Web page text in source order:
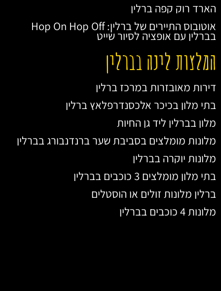
הארד רוק קפה ברלין
אוטובוס התיירים של ברלין: Hop On Hop Off
בברלין עם אופציה לסיור שייט
המלצות לינה בברלין
דירות מאובזרות במרכז ברלין
בתי מלון בכיכר אלכסנדרפלאץ ברלין
מלון בברלין ליד גן החיות
מלונות מומלצים בסביבת שער ברנדנבורג בברלין
מלונות יוקרה בברלין
בתי מלון מומלצים 3 כוכבים בברלין
ברלין מלונות זולים או הוסטלים
מלונות 4 כוכבים בברלין